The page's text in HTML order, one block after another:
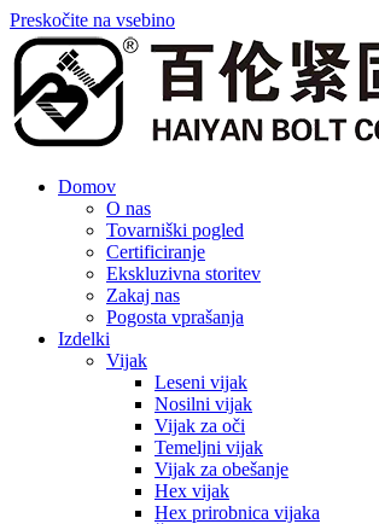
Preskočite na vsebino
Domov
O nas
Tovarniški pogled
Certificiranje
Ekskluzivna storitev
Zakaj nas
Pogosta vprašanja
Izdelki
Vijak
Leseni vijak
Nosilni vijak
Vijak za oči
Temeljni vijak
Vijak za obešanje
Hex vijak
Hex prirobnica vijaka